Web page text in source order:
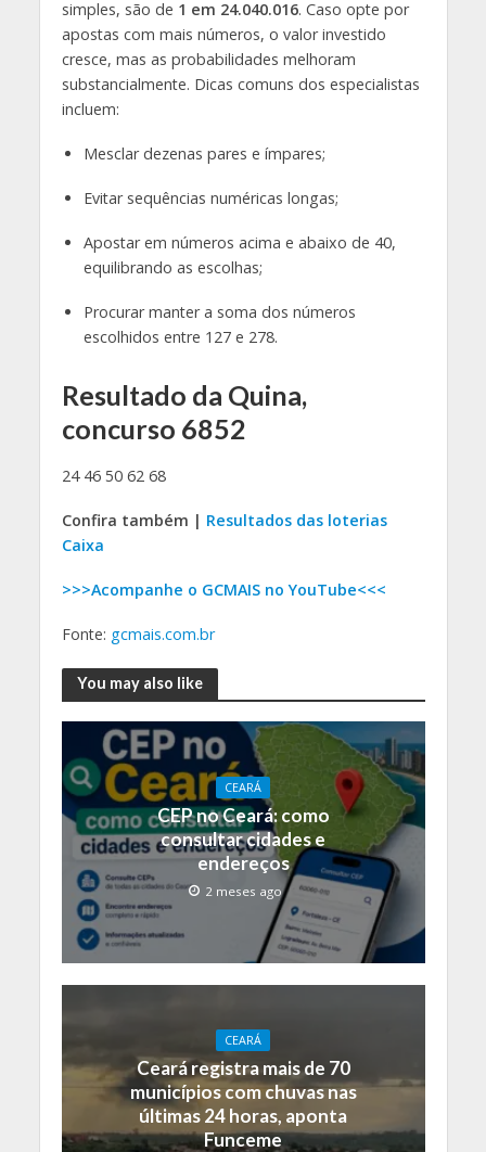
simples, são de 1 em 24.040.016. Caso opte por
apostas com mais números, o valor investido
cresce, mas as probabilidades melhoram
substancialmente. Dicas comuns dos especialistas
incluem:
Mesclar dezenas pares e ímpares;
Evitar sequências numéricas longas;
Apostar em números acima e abaixo de 40,
equilibrando as escolhas;
Procurar manter a soma dos números
escolhidos entre 127 e 278.
Resultado da Quina,
concurso 6852
24 46 50 62 68
Confira também | Resultados das loterias
Caixa
>>>Acompanhe o GCMAIS no YouTube<<<
Fonte: gcmais.com.br
You may also like
CEARÁ
CEP no Ceará: como
consultar cidades e
endereços
2 meses ago
CEARÁ
Ceará registra mais de 70
municípios com chuvas nas
últimas 24 horas, aponta
Funceme